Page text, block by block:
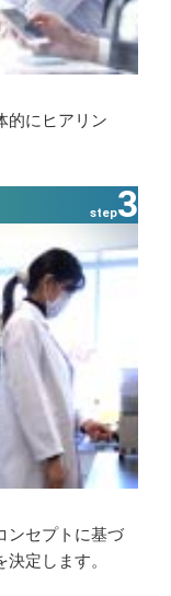
的にヒアリン
step3
ンセプトに基づ
定します。